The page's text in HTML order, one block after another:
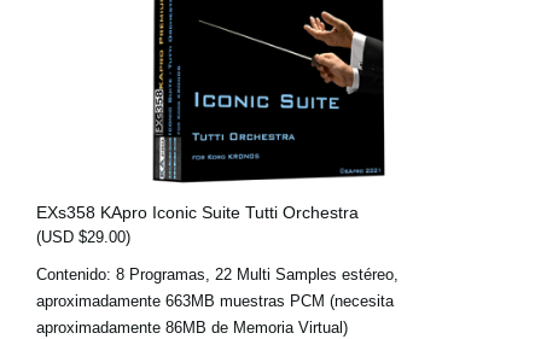
EXs358 KApro Iconic Suite Tutti Orchestra
(USD $29.00)
Contenido: 8 Programas, 22 Multi Samples estéreo,
aproximadamente 663MB muestras PCM (necesita
aproximadamente 86MB de Memoria Virtual)